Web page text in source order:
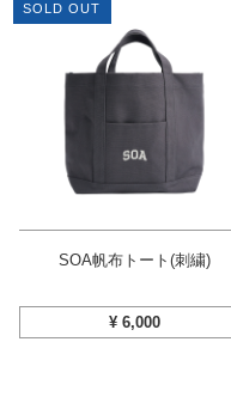
SOLD OUT
SOA帆布トート(刺繍)
¥ 6,000